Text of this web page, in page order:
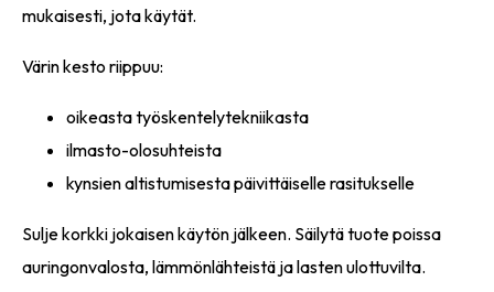
mukaisesti, jota käytät.
Värin kesto riippuu:
oikeasta työskentelytekniikasta
ilmasto-olosuhteista
kynsien altistumisesta päivittäiselle rasitukselle
Sulje korkki jokaisen käytön jälkeen. Säilytä tuote poissa
auringonvalosta, lämmönlähteistä ja lasten ulottuvilta.